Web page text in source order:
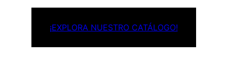
¡EXPLORA NUESTRO CATÁLOGO!